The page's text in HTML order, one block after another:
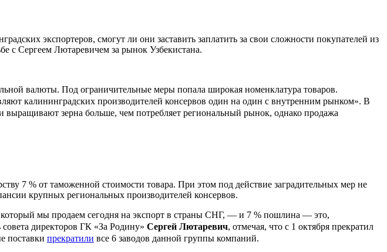
экспортеров, смогут ли они заставить заплатить за свои сложности покупателей из
с Сергеем Лютаревичем за рынок Узбекистана.
валюты. Под ограничительные меры попала широкая номенклатура товаров.
калининградских производителей консервов один на один с внутренним рынком». В
выращивают зерна больше, чем потребляет региональный рынок, однако продажа
7 % от таможенной стоимости товара. При этом под действие заградительных мер не
крупных региональных производителей консервов.
мы продаем сегодня на экспорт в страны СНГ, — и 7 % пошлина — это,
директоров ГК «За Родину» Сергей Лютаревич, отмечая, что с 1 октября прекратил
поставки прекратили все 6 заводов данной группы компаний.